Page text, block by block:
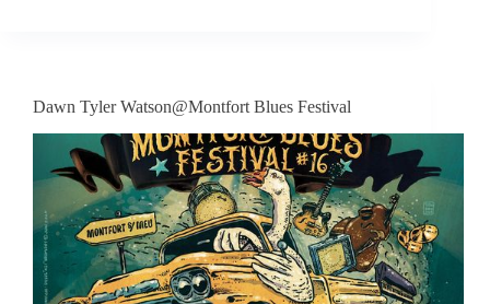
Dawn Tyler Watson@Montfort Blues Festival